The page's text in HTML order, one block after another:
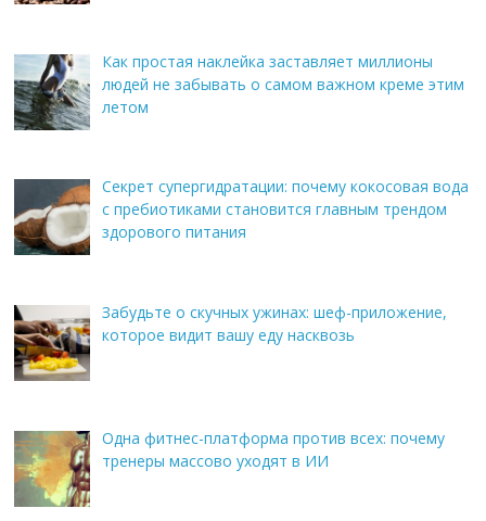
Как простая наклейка заставляет миллионы
людей не забывать о самом важном креме этим
летом
Секрет супергидратации: почему кокосовая вода
с пребиотиками становится главным трендом
здорового питания
Забудьте о скучных ужинах: шеф-приложение,
которое видит вашу еду насквозь
Одна фитнес-платформа против всех: почему
тренеры массово уходят в ИИ